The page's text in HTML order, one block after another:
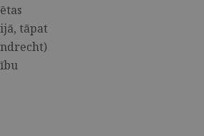
tāpat